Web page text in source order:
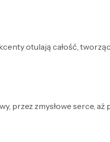
otulają całość,
przez zmysłowe serce, aż